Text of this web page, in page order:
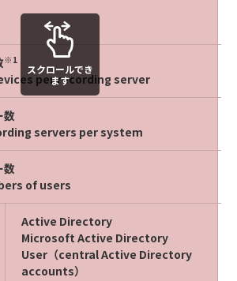
※1
per recording server
数
servers per system
数
of users
Active Directory
Microsoft Active Directory
User（central Active Directory
accounts）
スクロールでき
ます